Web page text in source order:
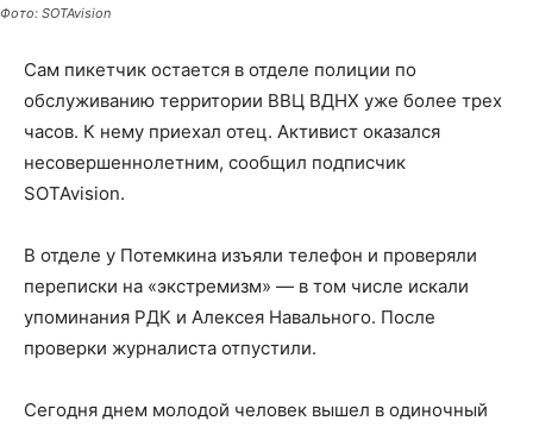
Фото: SOTAvision
Сам пикетчик остается в отделе полиции по
обслуживанию территории ВВЦ ВДНХ уже более трех
часов. К нему приехал отец. Активист оказался
несовершеннолетним, сообщил подписчик
SOTAvision.
В отделе у Потемкина изъяли телефон и проверяли
переписки на «экстремизм» — в том числе искали
упоминания РДК и Алексея Навального. После
проверки журналиста отпустили.
Сегодня днем молодой человек вышел в одиночный